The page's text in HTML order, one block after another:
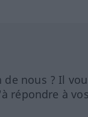
nous ? Il
répondre à